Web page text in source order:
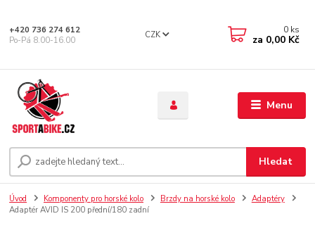
Menu
CZK
Hledat
+420 736 274 612
Po-Pá 8.00-16.00
0 ks
za 0,00 Kč
Úvod Komponenty pro horské kolo Brzdy na horské kolo
Adaptéry
Adaptér AVID IS 200 přední/180 zadní